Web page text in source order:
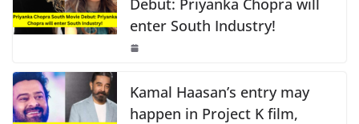
b
o
k
A
p
Li
n
k
enter South Industry!
Kamal Haasan’s entry may
happen in Project K film,